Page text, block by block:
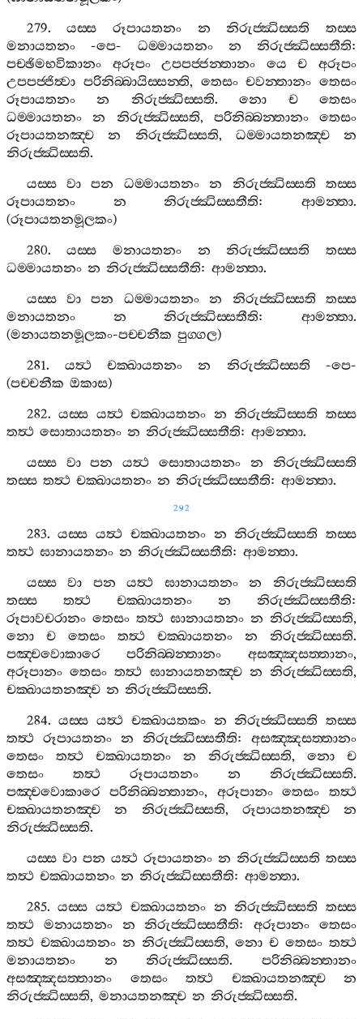
279.යස‍්ස රූපායතනං න නිරුජ‍්ඣිස‍්සති
තස‍්ස
මනායතනං -පෙ- ධම‍්මායතනං න නිරුජ‍්ඣිස‍්සතීති:
පච‍්ඡිමභවිකානං
අරූපං උපපජ‍්ජන‍්තානං යෙ ච
අරූපං
උපපජ‍්ජිත්‍වා පරිනිබ‍්බායිස‍්සන‍්ති, තෙසං චවන‍්තානං තෙසං
රූපායතනං
න නිරුජ‍්ඣිස‍්සති.නො ච
තෙසං
ධම‍්මායතනං
න නිරුජ‍්ඣිස‍්සති, පරිනිබ‍්බන‍්තානං
තෙසං
රූපායතනඤ‍්ච
න නිරුජ‍්ඣිස‍්සති, ධම‍්මායතනඤ‍්ච
න
නිරුජ‍්ඣිස‍්සති.
යස‍්ස
වා පන ධම‍්මායතනං න නිරුජ‍්ඣිස‍්සති
තස‍්ස
රූපායතනං
න නිරුජ‍්ඣිස‍්සතීති:ආමන‍්තා.
(රූපායතනමූලකං)
280.යස‍්ස මනායතනං න නිරුජ‍්ඣිස‍්සති
තස‍්ස
ධම‍්මායතනං න නිරුජ‍්ඣිස‍්සතීති: ආමන‍්තා.
යස‍්ස
වා පන ධම‍්මායතනං න නිරුජ‍්ඣිස‍්සති
තස‍්ස
මනායතනං
න නිරුජ‍්ඣිස‍්සතීති:ආමන‍්තා.
(මනායතනමූලකං-පච‍්චනීක පුග‍්ගල)
281. යත්‍ථ චක‍්ඛායතනං න නිරුජ‍්ඣිස‍්සති -පෙ-
(පච‍්චනීක ඔකාස)
282.යස‍්ස යත්‍ථ චක‍්ඛායතනං න නිරුජ‍්ඣිස‍්සති තස‍්ස
තත්‍ථ සොතායතනං න නිරුජ‍්ඣිස‍්සතීති: ආමන‍්තා.
යස‍්ස
වා පන යත්‍ථ සොතායතනං න
නිරුජ‍්ඣිස‍්සති
තස‍්ස තත්‍ථ චක‍්ඛායතනං න නිරුජ‍්ඣිස‍්සතීති: ආමන‍්තා.
292
283.යස‍්ස යත්‍ථ චක‍්ඛායතනං න නිරුජ‍්ඣිස‍්සති තස‍්ස
තත්‍ථ ඝානායතනං න නිරුජ‍්ඣිස‍්සතීති: ආමන‍්තා.
යස‍්ස
වා පන යත්‍ථ ඝානායතනං න
නිරුජ‍්ඣිස‍්සති
තස‍්ස
තත්‍ථ චක‍්ඛායතනං න නිරුජ‍්ඣිස‍්සතීති:
රූපාවචරානං තෙසං තත්‍ථ ඝානායතනං න නිරුජ‍්ඣිස‍්සති,
නො
ච තෙසං තත්‍ථ චක‍්ඛායතනං න නිරුජ‍්ඣිස‍්සති.
පඤ‍්චවොකාරෙ
පරිනිබ‍්බන‍්තානං අසඤ‍්ඤසත‍්තානං,
අරූපානං තෙසං තත්‍ථ ඝානායතනඤ‍්ච න නිරුජ‍්ඣිස‍්සති,
චක‍්ඛායතනඤ‍්ච න නිරුජ‍්ඣිස‍්සති.
284.යස‍්ස යත්‍ථ චක‍්ඛායතකං න නිරුජ‍්ඣිස‍්සති තස‍්ස
තත්‍ථ රූපායතනං න නිරුජ‍්ඣිස‍්සතීති: අසඤ‍්ඤසත‍්තානං
තෙසං
තත්‍ථ චක‍්ඛායතනං න නිරුජ‍්ඣිස‍්සති, නො
ච
තෙසං
තත්‍ථ රූපායතනං න නිරුජ‍්ඣිස‍්සති.
පඤ‍්චවොකාරෙ
පරිනිබ‍්බන‍්තානං, අරූපානං තෙසං
තත්‍ථ
චක‍්ඛායතනඤ‍්ච
න නිරුජ‍්ඣිස‍්සති, රූපායතනඤ‍්ච
න
නිරුජ‍්ඣිස‍්සති.
යස‍්ස වා පන යත්‍ථ රූපායතනං න නිරුජ‍්ඣිස‍්සති තස‍්ස
තත්‍ථ චක‍්ඛායතනං න නිරුජ‍්ඣිස‍්සතීති: ආමන‍්තා.
285.යස‍්ස යත්‍ථ චක‍්ඛායතනං න නිරුජ‍්ඣිස‍්සති තස‍්ස
තත්‍ථ
මනායතනං න නිරුජ‍්ඣිස‍්සතීති:අරූපානං
තෙසං
තත්‍ථ චක‍්ඛායතනං න නිරුජ‍්ඣිස‍්සති, නො ච තෙසං තත්‍ථ
මනායතනං
න නිරුජ‍්ඣිස‍්සති.පරිනිබ‍්බන‍්තානං
අසඤ‍්ඤසත‍්තානං
තෙසං තත්‍ථ චක‍්ඛායතනඤ‍්ච
න
නිරුජ‍්ඣිස‍්සති, මනායතනඤ‍්ච න නිරුජ‍්ඣිස‍්සති.